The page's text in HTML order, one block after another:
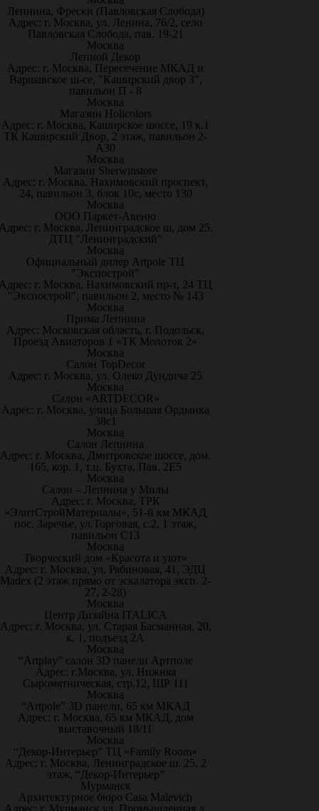
Лепнина, Фрески (Павловская Слобода)
Адрес: г. Москва, ул. Ленина, 76/2, село
Павловская Слобода, пав. 19-21
Москва
Лепной Декор
Адрес: г. Москва, Пересечение МКАД и
Варшавское ш-се, "Каширский двор 3",
павильон П - 8
Москва
Магазин Holicolors
Адрес: г. Москва, Каширское шоссе, 19 к.1
ТК Каширский Двор, 2 этаж, павильон 2-
А30
Москва
Магазин Sherwinstore
Адрес: г. Москва, Нахимовский проспект,
24, павильон 3, блок 10с, место 130
Москва
ООО Паркет-Авeню
г. Москва, Ленинградское ш, дом 25.
ДТЦ "Ленинградский"
Москва
Официальный дилер Artpole ТЦ
"Экспострой"
г. Москва, Нахимовский пр-т, 24 ТЦ
"Экспострой", павильон 2, место № 143
Москва
Прима Лепнина
Адрес: Московская область, г. Подольск,
Проезд Авиаторов 1 «ТК Молоток 2»
Москва
Салон TopDecor
Адрес: г. Москва, ул. Олеко Дундича 25
Москва
Салон «ARTDECOR»
Адрес: г. Москва, улица Большая Ордынка
38с1
Москва
Салон Лепнина
Адрес: г. Москва, Дмитровское шоссе, дом.
165, кор. 1, т.ц. Бухта, Пав. 2Е5
Москва
Салон – Лепнина у Милы
Адрес: г. Москва, ТРК
«ЭлитСтройМатериалы», 51-й км МКАД
пос. Заречье, ул.Торговая, с.2, 1 этаж,
павильон С13
Москва
Творческий дом «Красота и уют»
Адрес: г. Москва, ул. Рябиновая, 41, ЭДЦ
Madex (2 этаж прямо от эскалатора эксп. 2-
27, 2-28)
Москва
Центр Дизайна ITALICA
Адрес: г. Москва, ул. Старая Басманная, 20,
к. 1, подъезд 2А
Москва
“Artplay” салон 3D панели Артполе
Адрес: г.Москва, ул. Нижняя
Сыромятническая, стр.12, ШР 111
Москва
“Artpole” 3D панели, 65 км МКАД
Адрес: г. Москва, 65 км МКАД, дом
выставочный 18/11
Москва
“Декор-Интерьер” ТЦ «Family Room»
Адрес: г. Москва, Ленинградское ш. 25, 2
этаж, “Декор-Интерьер”
Мурманск
Архитектурное бюро Casa Malevich
Адрес: г. Мурманск ул. Промышленная д.